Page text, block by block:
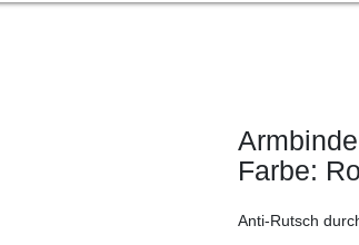
Farbe:
Anti-Rutsch